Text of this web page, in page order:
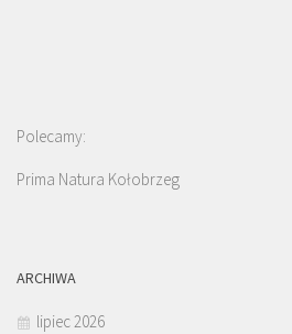
Polecamy:
Prima Natura Kołobrzeg
ARCHIWA
lipiec 2026